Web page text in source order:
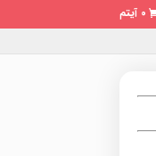
0 آیتم